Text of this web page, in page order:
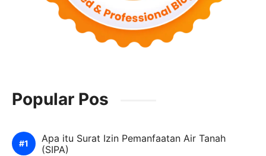
Popular Pos
Apa itu Surat Izin Pemanfaatan Air Tanah
(SIPA)